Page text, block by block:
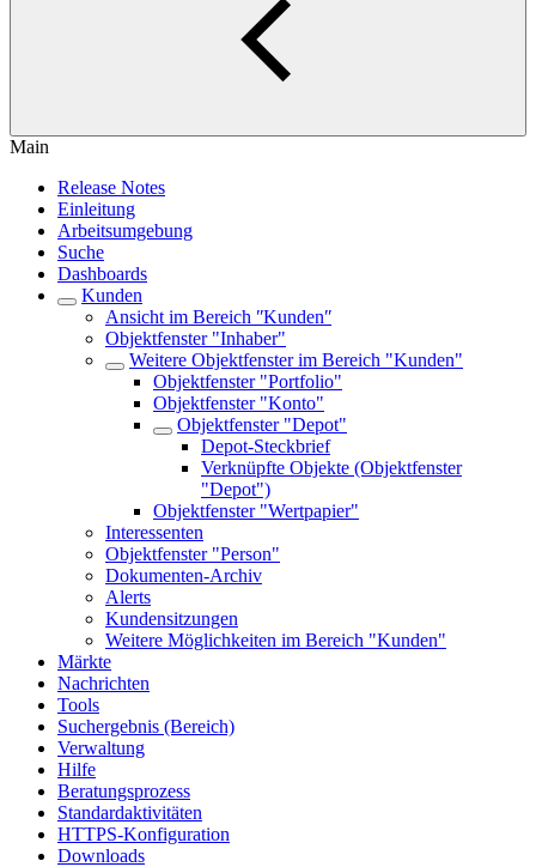
Main
Release Notes
Einleitung
Arbeitsumgebung
Suche
Dashboards
Kunden
Ansicht im Bereich ʺKundenʺ
Objektfenster "Inhaber"
Weitere Objektfenster im Bereich "Kunden"
Objektfenster "Portfolio"
Objektfenster "Konto"
Objektfenster "Depot"
Depot-Steckbrief
Verknüpfte Objekte (Objektfenster
"Depot")
Objektfenster "Wertpapier"
Interessenten
Objektfenster "Person"
Dokumenten-Archiv
Alerts
Kundensitzungen
Weitere Möglichkeiten im Bereich "Kunden"
Märkte
Nachrichten
Tools
Suchergebnis (Bereich)
Verwaltung
Hilfe
Beratungsprozess
Standardaktivitäten
HTTPS-Konfiguration
Downloads